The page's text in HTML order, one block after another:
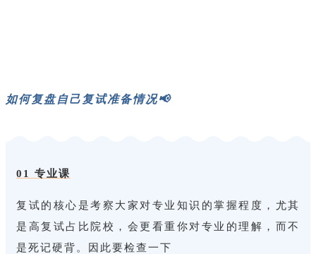
如何复盘自己复试准备情况📢
01 专业课
复试的核心是考察大家对专业知识的掌握程度，尤其
是高复试占比院校，会更看重你对专业的理解，而不
是死记硬背。因此要检查一下